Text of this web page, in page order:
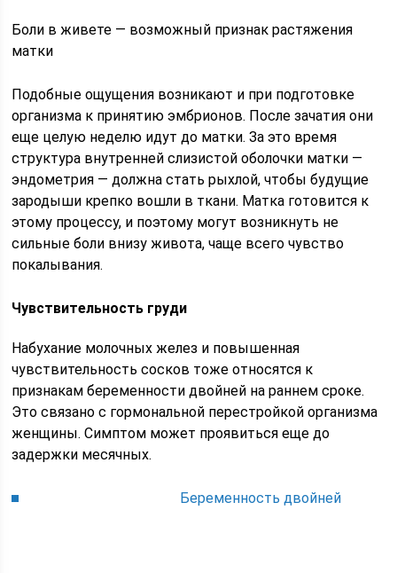
Боли в живете — возможный признак растяжения
матки
Подобные ощущения возникают и при подготовке
организма к принятию эмбрионов. После зачатия они
еще целую неделю идут до матки. За это время
структура внутренней слизистой оболочки матки —
эндометрия — должна стать рыхлой, чтобы будущие
зародыши крепко вошли в ткани. Матка готовится к
этому процессу, и поэтому могут возникнуть не
сильные боли внизу живота, чаще всего чувство
покалывания.
Чувствительность груди
Набухание молочных желез и повышенная
чувствительность сосков тоже относятся к
признакам беременности двойней на раннем сроке.
Это связано с гормональной перестройкой организма
женщины. Симптом может проявиться еще до
задержки месячных.
Беременность двойней